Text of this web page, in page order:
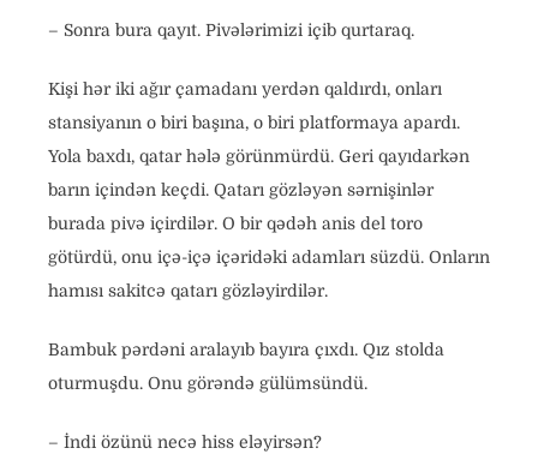
– Sonra bura qayıt. Pivələrimizi içib qurtaraq.
Kişi hər iki ağır çamadanı yerdən qaldırdı, onları
stansiyanın o biri başına, o biri platformaya apardı.
Yola baxdı, qatar hələ görünmürdü. Geri qayıdarkən
barın içindən keçdi. Qatarı gözləyən sərnişinlər
burada pivə içirdilər. O bir qədəh anis del toro
götürdü, onu içə-içə içəridəki adamları süzdü. Onların
hamısı sakitcə qatarı gözləyirdilər.
Bambuk pərdəni aralayıb bayıra çıxdı. Qız stolda
oturmuşdu. Onu görəndə gülümsündü.
– İndi özünü necə hiss eləyirsən?